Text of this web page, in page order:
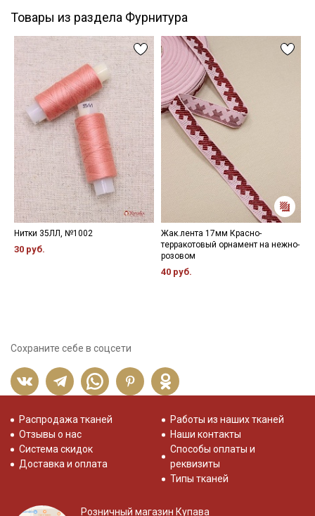
Товары из раздела Фурнитура
Нитки 35ЛЛ, №1002
30 руб.
Жак.лента 17мм Красно-
терракотовый орнамент на нежно-
розовом
40 руб.
Сохраните себе в соцсети
Распродажа тканей
Отзывы о нас
Система скидок
Доставка и оплата
Работы из наших тканей
Наши контакты
Способы оплаты и
реквизиты
Типы тканей
Розничный магазин Купава
информационных рассылок